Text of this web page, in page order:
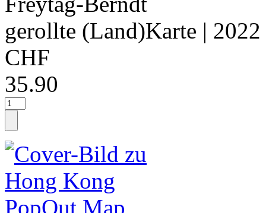
gerollte (Land)Karte | 2022
CHF
35.90